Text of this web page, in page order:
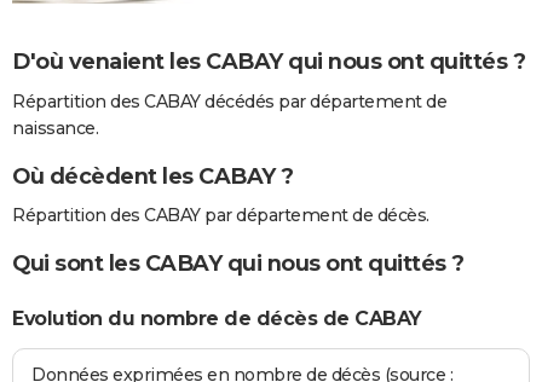
D'où venaient les CABAY qui nous ont quittés ?
Répartition des CABAY décédés par département de
naissance.
Où décèdent les CABAY ?
Répartition des CABAY par département de décès.
Qui sont les CABAY qui nous ont quittés ?
Evolution du nombre de décès de CABAY
Données exprimées en nombre de décès (source :